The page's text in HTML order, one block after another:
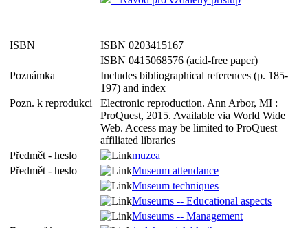
ISBN
ISBN 0203415167
ISBN 0415068576 (acid-free paper)
Poznámka
Includes bibliographical references (p. 185-
197) and index
Pozn. k reprodukci
Electronic reproduction. Ann Arbor, MI :
ProQuest, 2015. Available via World Wide
Web. Access may be limited to ProQuest
affiliated libraries
Předmět - heslo
muzea
Předmět - heslo
Museum attendance
Museum techniques
Museums -- Educational aspects
Museums -- Management